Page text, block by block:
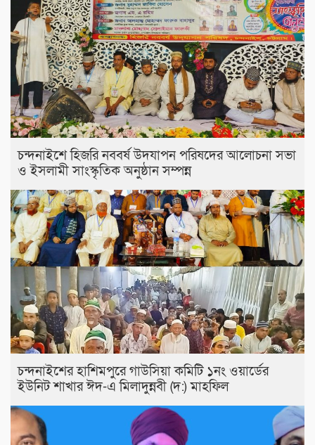
চন্দনাইশে হিজরি নববর্ষ উদযাপন পরিষদের আলোচনা সভা
ও ইসলামী সাংস্কৃতিক অনুষ্ঠান সম্পন্ন
চন্দনাইশের হাশিমপুরে গাউসিয়া কমিটি ১নং ওয়ার্ডের
ইউনিট শাখার ঈদ-এ মিলাদুন্নবী (দ:) মাহফিল